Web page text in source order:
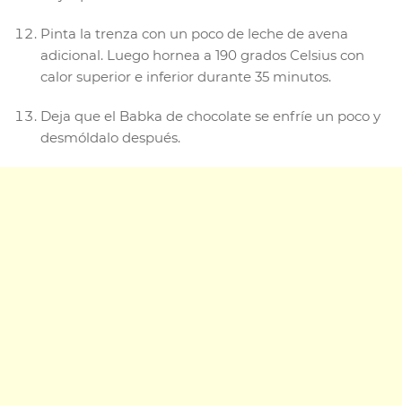
Pinta la trenza con un poco de leche de avena
adicional. Luego hornea a 190 grados Celsius con
calor superior e inferior durante 35 minutos.
Deja que el Babka de chocolate se enfríe un poco y
desmóldalo después.